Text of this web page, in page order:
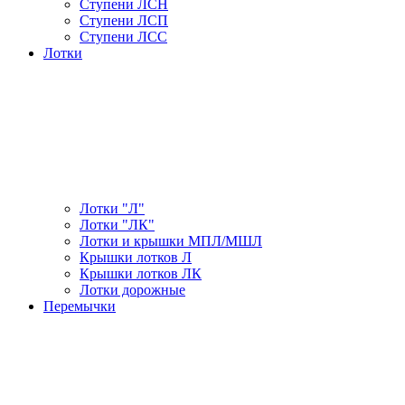
Ступени ЛСН
Ступени ЛСП
Ступени ЛСС
Лотки
Лотки "Л"
Лотки "ЛК"
Лотки и крышки МПЛ/МШЛ
Крышки лотков Л
Крышки лотков ЛК
Лотки дорожные
Перемычки